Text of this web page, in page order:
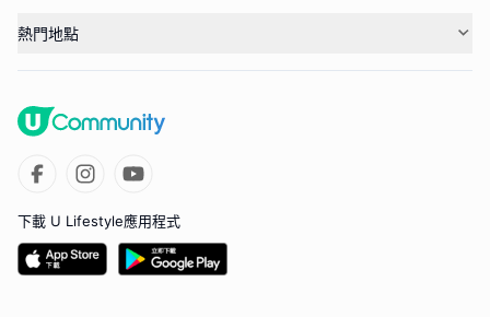
熱門地點
下載 U Lifestyle應用程式